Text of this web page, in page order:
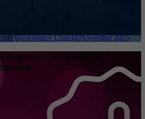
Governance Umfeld November 2025
& Reseller zu